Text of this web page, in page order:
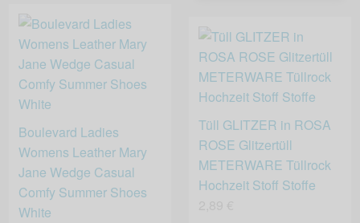
Boulevard Ladies
Womens Leather Mary
Jane Wedge Casual
Comfy Summer Shoes
White
Tüll GLITZER in ROSA
ROSE Glitzertüll
METERWARE Tüllrock
Hochzeit Stoff Stoffe